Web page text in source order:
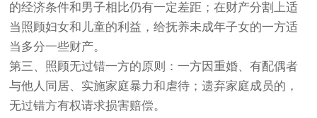
的经济条件和男子相比仍有一定差距；在财产分割上适
当照顾妇女和儿童的利益，给抚养未成年子女的一方适
当多分一些财产。
第三、照顾无过错一方的原则：一方因重婚、有配偶者
与他人同居、实施家庭暴力和虐待；遗弃家庭成员的，
无过错方有权请求损害赔偿。